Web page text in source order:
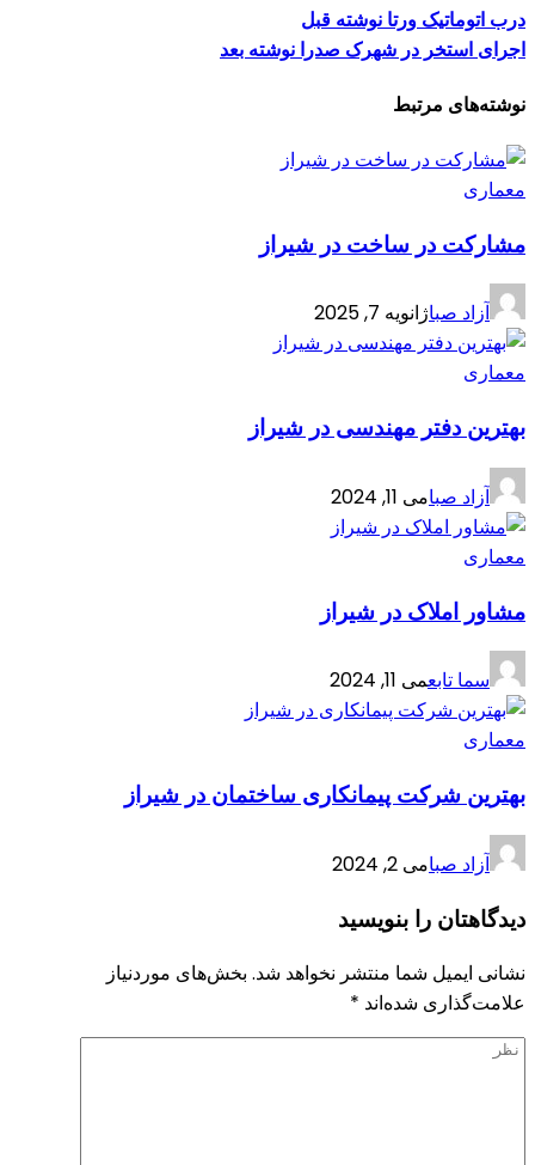
درب اتوماتیک ورتا نوشته قبل
اجرای استخر در شهرک صدرا نوشته بعد
نوشته‌های مرتبط
معماری
مشارکت در ساخت در شیراز
آزاد صباژانویه 7, 2025
معماری
بهترین دفتر مهندسی در شیراز
آزاد صبامی 11, 2024
معماری
مشاور املاک در شیراز
سما تابعمی 11, 2024
معماری
بهترین شرکت پیمانکاری ساختمان در شیراز
آزاد صبامی 2, 2024
دیدگاهتان را بنویسید
نشانی ایمیل شما منتشر نخواهد شد. بخش‌های موردنیاز
علامت‌گذاری شده‌اند *